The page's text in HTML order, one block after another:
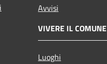
Avvisi
VIVERE IL COMUNE
Luoghi